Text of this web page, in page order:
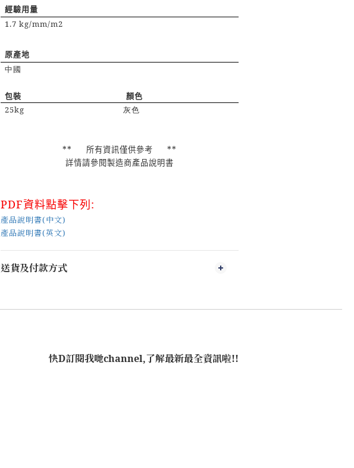
經驗用量
1.7 kg/mm/m2
原產地
中國
包裝
顏色
25kg
灰色
** 所有資訊僅供參考 **
詳情請參閱製造商產品說明書
PDF資料點擊下列:
產品說明書(中文)
產品說明書(英文)
送貨及付款方式
快D訂閱我哋channel,了解最新最全資訊啦!!